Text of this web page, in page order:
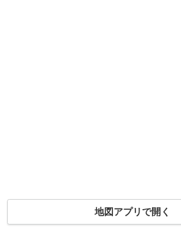
地図アプリで開く